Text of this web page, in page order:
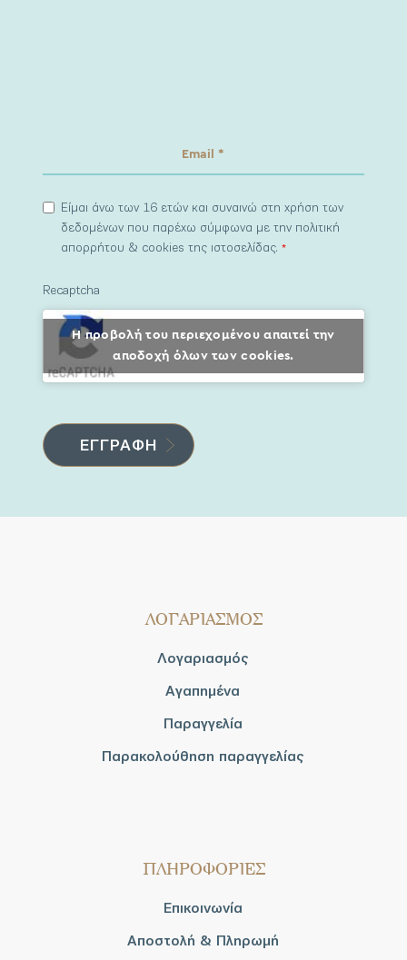
Είμαι άνω των 16 ετών και συναινώ στη χρήση των
δεδομένων που παρέχω σύμφωνα με την πολιτική
απορρήτου & cookies της ιστοσελίδας.*
Recaptcha
Η προβολή του περιεχομένου απαιτεί την
αποδοχή όλων των cookies.
ΛΟΓΑΡΙΑΣΜΟΣ
Λογαριασμός
Αγαπημένα
Παραγγελία
Παρακολούθηση παραγγελίας
ΠΛΗΡΟΦΟΡΙΕΣ
Επικοινωνία
Αποστολή & Πληρωμή